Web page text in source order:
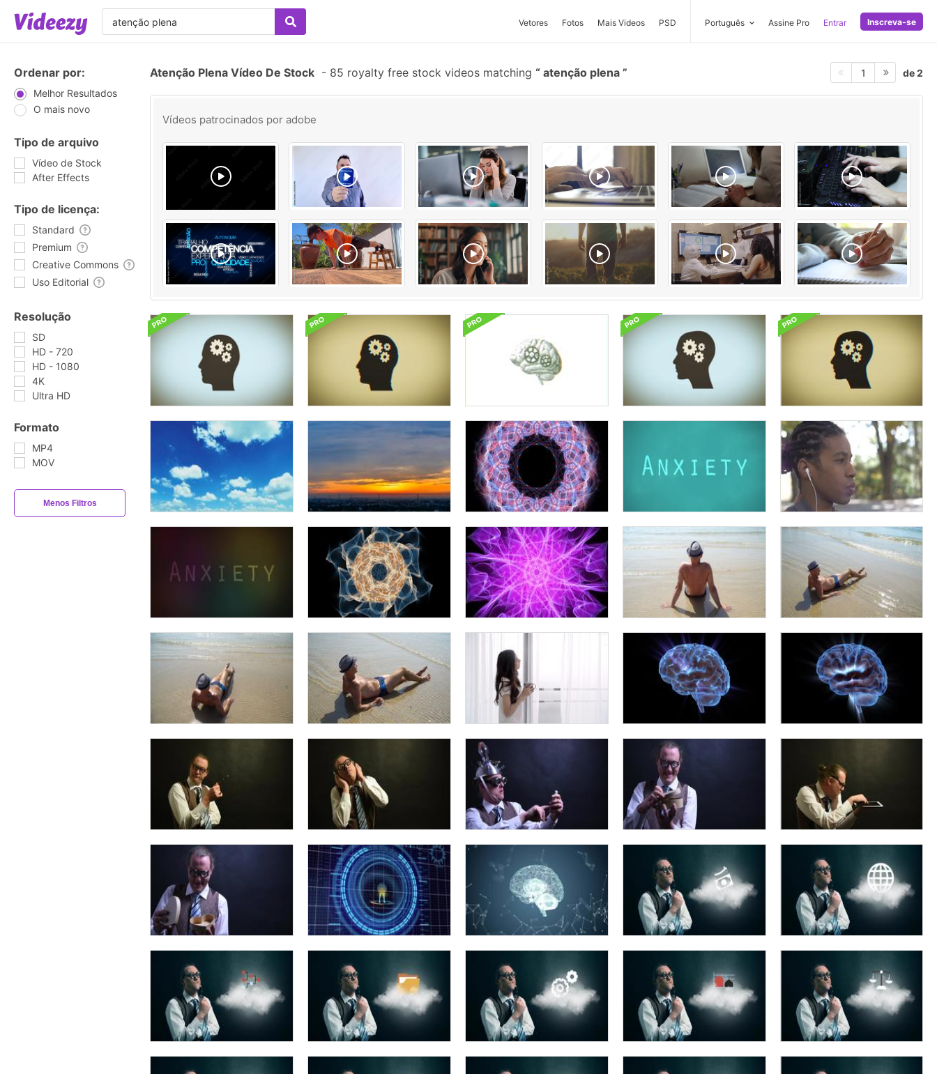
Vetores Fotos Mais Videos PSD Português Assine Pro Entrar Inscreva-se
Ordenar por:
Melhor Resultados
O mais novo
Tipo de arquivo
Vídeo de Stock
After Effects
Tipo de licença:
Standard
Premium
Creative Commons
Uso Editorial
Resolução
SD
HD - 720
HD - 1080
4K
Ultra HD
Formato
MP4
MOV
Menos Filtros
Atenção Plena Vídeo De Stock - 85 royalty free stock videos matching atenção plena 1 de 2
Vídeos patrocinados por adobe